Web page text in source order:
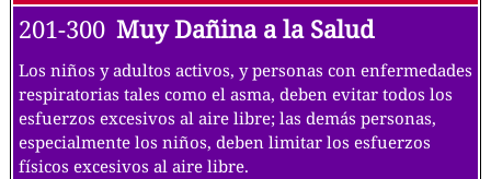
201-300 Muy Dañina a la Salud
Los niños y adultos activos, y personas con enfermedades
respiratorias tales como el asma, deben evitar todos los
esfuerzos excesivos al aire libre; las demás personas,
especialmente los niños, deben limitar los esfuerzos
físicos excesivos al aire libre.